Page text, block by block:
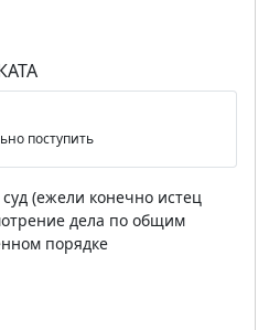
поступить
(ежели конечно истец
дела по общим
порядке